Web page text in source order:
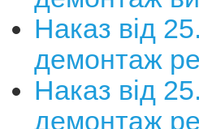
Наказ від
демонтаж
Наказ від
демонтаж